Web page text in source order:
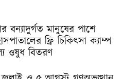
বন্যাদুর্গত মানুষের পাশে
ফ্রি চিকিৎসা ক্যাম্প
ওষুধ বিতরণ